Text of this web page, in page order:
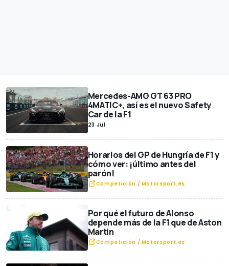
Mercedes-AMG GT 63 PRO
4MATIC+, así es el nuevo Safety
Car de la F1
23 Jul
Horarios del GP de Hungría de F1 y
cómo ver: ¡último antes del
parón!
Competición / Motorsport.es
Por qué el futuro de Alonso
depende más de la F1 que de Aston
Martin
Competición / Motorsport.es